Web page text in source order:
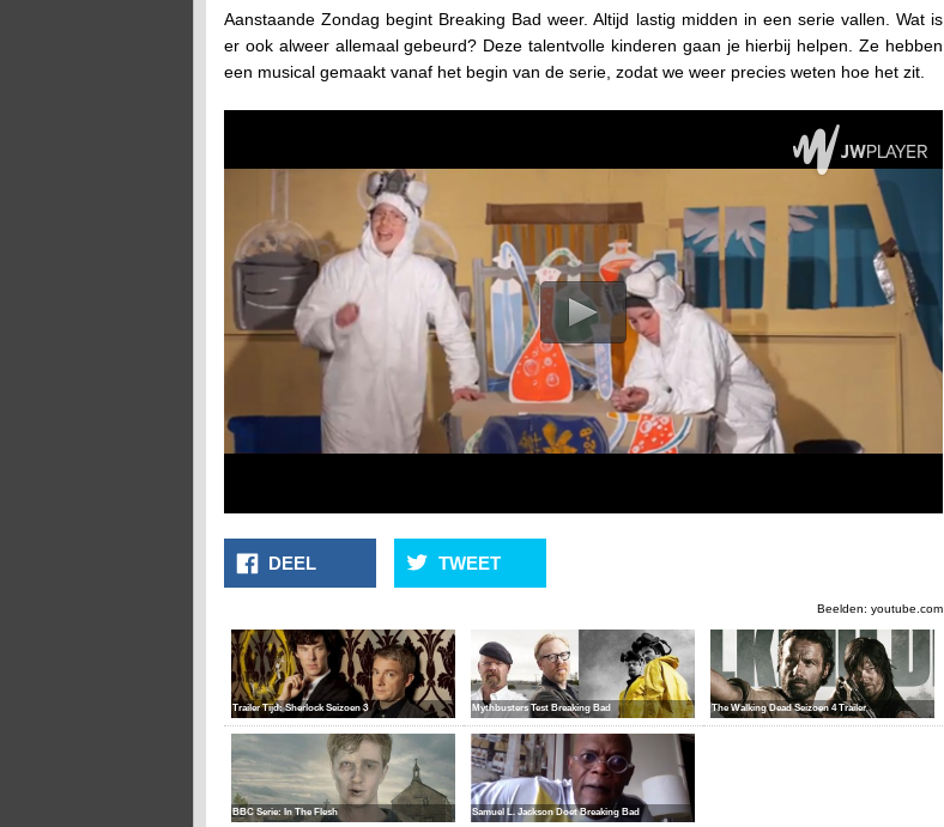
Aanstaande Zondag begint Breaking Bad weer. Altijd lastig midden in een serie vallen. Wat is
er ook alweer allemaal gebeurd? Deze talentvolle kinderen gaan je hierbij helpen. Ze hebben
een musical gemaakt vanaf het begin van de serie, zodat we weer precies weten hoe het zit.
DEEL TWEET
Beelden: youtube.com
Trailer Tijd: Sherlock Seizoen 3 Mythbusters Test Breaking Bad The Walking Dead Seizoen 4 Trailer
BBC Serie: In The Flesh Samuel L. Jackson Doet Breaking Bad